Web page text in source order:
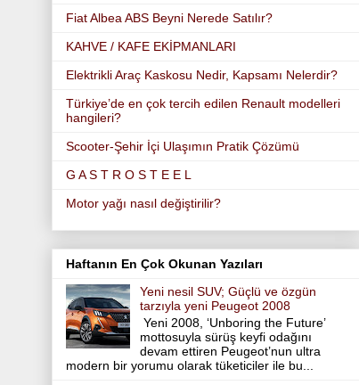
Fiat Albea ABS Beyni Nerede Satılır?
KAHVE / KAFE EKİPMANLARI
Elektrikli Araç Kaskosu Nedir, Kapsamı Nelerdir?
Türkiye’de en çok tercih edilen Renault modelleri
hangileri?
Scooter-Şehir İçi Ulaşımın Pratik Çözümü
G A S T R O S T E E L
Motor yağı nasıl değiştirilir?
Haftanın En Çok Okunan Yazıları
Yeni nesil SUV; Güçlü ve özgün
tarzıyla yeni Peugeot 2008
Yeni 2008, ‘Unboring the Future’
mottosuyla sürüş keyfi odağını
devam ettiren Peugeot’nun ultra
modern bir yorumu olarak tüketiciler ile bu...